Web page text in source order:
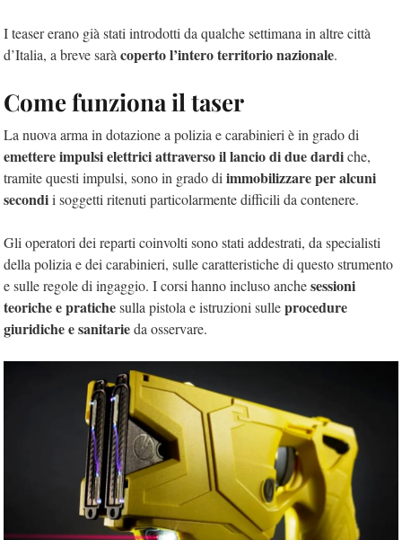
I teaser erano già stati introdotti da qualche settimana in altre città
d’Italia, a breve saràcoperto l’intero territorio nazionale.
Come funziona il taser
La nuova arma in dotazione a polizia e carabinieri è in grado di
emettere impulsi elettrici attraverso il lancio di due dardiche,
tramite questi impulsi, sono in grado diimmobilizzare per alcuni
secondii soggetti ritenuti particolarmente difficili da contenere.
Gli operatori dei reparti coinvolti sono stati addestrati, da specialisti
della polizia e dei carabinieri, sulle caratteristiche di questo strumento
e sulle regole di ingaggio. I corsi hanno incluso anchesessioni
teoriche e pratichesulla pistola e istruzioni sulleprocedure
giuridiche e sanitarieda osservare.